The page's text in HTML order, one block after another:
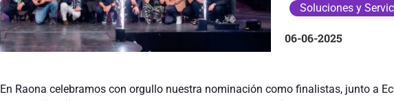
Soluciones y
06-06-2025
En Raona celebramos con orgullo nuestra nominación como finalistas, junto a